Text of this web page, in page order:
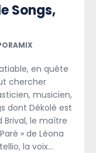
Songs,
en quête
chercher
musicien,
dont Dékolé est
Brival, le maître
» de Léona
la voix…